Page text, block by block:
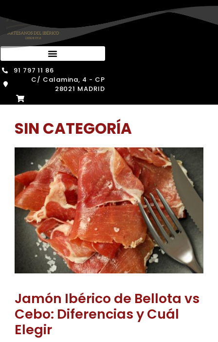
al
contenido
91 797 11 86
C/ Calamina, 4 - CP
28021 MADRID
SIN CATEGORÍA
Jamón Ibérico de Bellota vs
Cebo: Diferencias y Cuál
Elegir